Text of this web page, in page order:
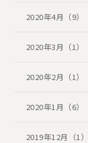
2020年4月（9）
2020年3月（1）
2020年2月（1）
2020年1月（6）
2019年12月（1）